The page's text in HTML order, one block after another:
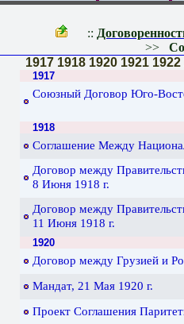
::
>>
1917 1918 1920 1921 1922
1917
Союзный Договор Юго-
1918
Соглашение Между
Договор между
8 Июня 1918 г.
Договор между
11 Июня 1918 г.
1920
Договор между Грузией и
Мандат, 21 Мая 1920 г.
Проект Соглашения